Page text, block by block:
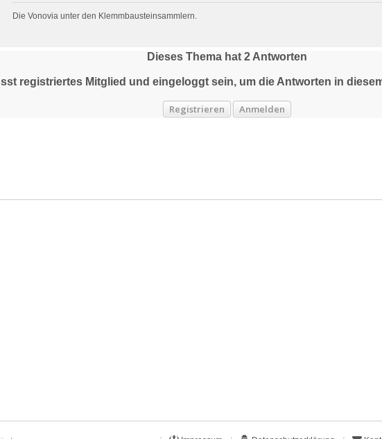
Die Vonovia unter den Klemmbausteinsammlern.
Dieses Thema hat 2Antworten
registriertes Mitglied und eingeloggt sein, um die Antworten in
Registrieren
Anmelden